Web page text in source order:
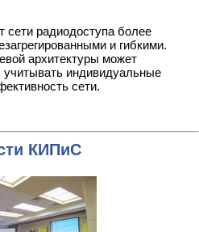
сети радиодоступа более
и гибкими.
архитектуры может
учитывать индивидуальные
сети.
КИПиС